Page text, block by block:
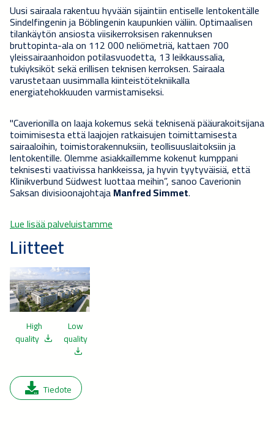
Uusi sairaala rakentuu hyvään sijaintiin entiselle lentokentälle
Sindelfingenin ja Böblingenin kaupunkien väliin. Optimaalisen
tilankäytön ansiosta viisikerroksisen rakennuksen
bruttopinta-ala on 112 000 neliömetriä, kattaen 700
yleissairaanhoidon potilasvuodetta, 13 leikkaussalia,
tukiyksiköt sekä erillisen teknisen kerroksen. Sairaala
varustetaan uusimmalla kiinteistötekniikalla
energiatehokkuuden varmistamiseksi.
"Caverionilla on laaja kokemus sekä teknisenä pääurakoitsijana
toimimisesta että laajojen ratkaisujen toimittamisesta
sairaaloihin, toimistorakennuksiin, teollisuuslaitoksiin ja
lentokentille. Olemme asiakkaillemme kokenut kumppani
teknisesti vaativissa hankkeissa, ja hyvin tyytyväisiä, että
Klinikverbund Südwest luottaa meihin”, sanoo Caverionin
Saksan divisioonajohtajaManfred Simmet.
Lue lisää palveluistamme
Liitteet
High
quality
Low
quality
Tiedote